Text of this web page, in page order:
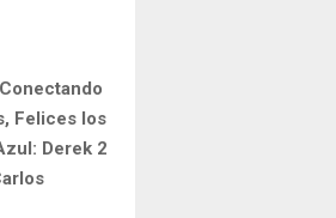
Felices los
Derek 2